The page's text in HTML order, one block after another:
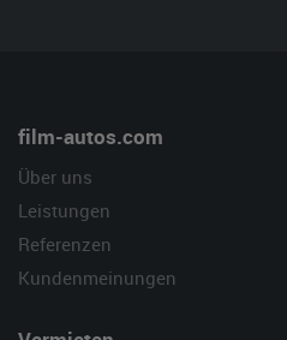
film-autos.com
Über uns
Leistungen
Referenzen
Kundenmeinungen